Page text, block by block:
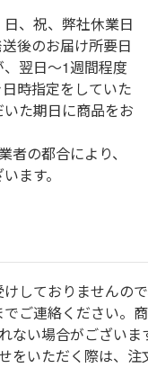
、祝、弊社休業日
後のお届け所要日
翌日～1週間程度
時指定をしていた
た期日に商品をお
者の都合により、
ます。
しておりませんの
ご連絡ください。
ない場合がござい
をいただく際は、